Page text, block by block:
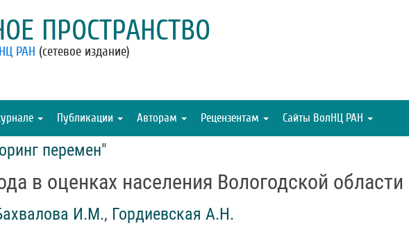
ПРОСТРАНСТВО
РАН (сетевое издание)
Публикации Авторам Рецензентам Сайты ВолНЦ РАН
перемен"
в оценках населения Вологодской области
И.М., Гордиевская А.Н.